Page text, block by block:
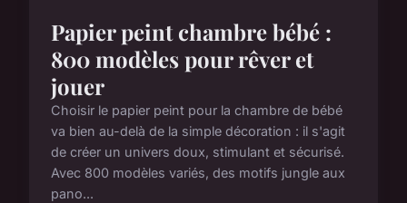
Papier peint chambre bébé :
800 modèles pour rêver et
jouer
Choisir le papier peint pour la chambre de bébé
va bien au-delà de la simple décoration : il s'agit
de créer un univers doux, stimulant et sécurisé.
Avec 800 modèles variés, des motifs jungle aux
pano...